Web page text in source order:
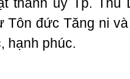
Tôn đức Tăng ni
hạnh phúc.